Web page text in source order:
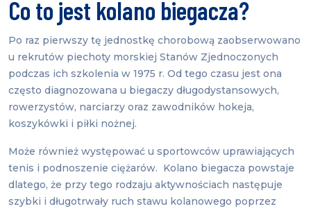
Co to jest kolano biegacza?
Po raz pierwszy tę jednostkę chorobową zaobserwowano
u rekrutów piechoty morskiej Stanów Zjednoczonych
podczas ich szkolenia w 1975 r. Od tego czasu jest ona
często diagnozowana u biegaczy długodystansowych,
rowerzystów, narciarzy oraz zawodników hokeja,
koszykówki i piłki nożnej.
Może również występować u sportowców uprawiających
tenis i podnoszenie ciężarów. Kolano biegacza powstaje
dlatego, że przy tego rodzaju aktywnościach następuje
szybki i długotrwały ruch stawu kolanowego poprzez